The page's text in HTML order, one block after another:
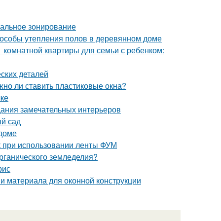
зонирование
утепления полов в деревянном доме
квартиры для семьи с ребенком:
деталей
ли ставить пластиковые окна?
замечательных интерьеров
сад
при использовании ленты ФУМ
земледелия?
для оконной конструкции